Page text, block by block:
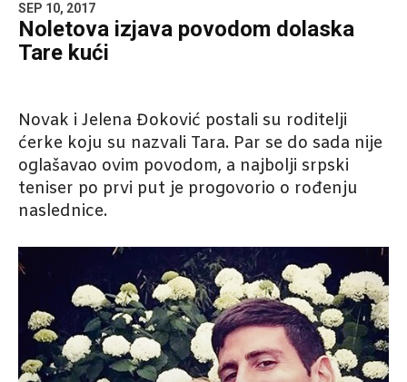
SEP 10, 2017
Noletova izjava povodom dolaska
Tare kući
Novak i Jelena Đoković postali su roditelji
ćerke koju su nazvali Tara. Par se do sada nije
oglašavao ovim povodom, a najbolji srpski
teniser po prvi put je progovorio o rođenju
naslednice.